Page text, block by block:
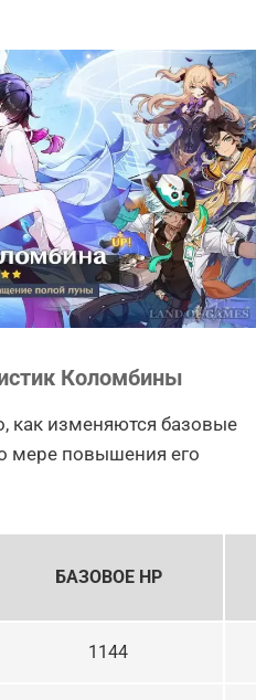
Коломбины
как изменяются базовые
мере повышения его
БАЗОВОЕ HP
1144